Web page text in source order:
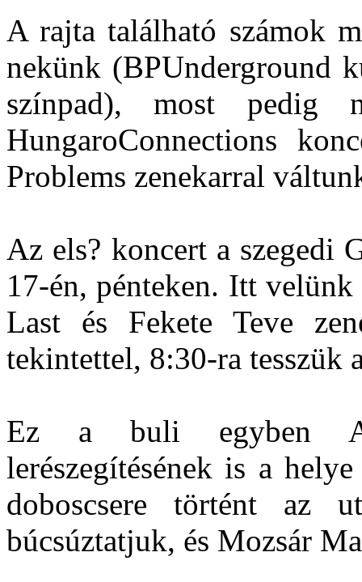
A rajta található számok
nekünk (BPUnderground
színpad), most pedig
HungaroConnections
Problems zenekarral
Az els? koncert a szegedi
17-én, pénteken. Itt
Last és Fekete Teve
tekintettel, 8:30-ra tesszük
Ez a buli egyben
lerészegítésének is a
doboscsere történt az
búcsúztatjuk, és Mozsár